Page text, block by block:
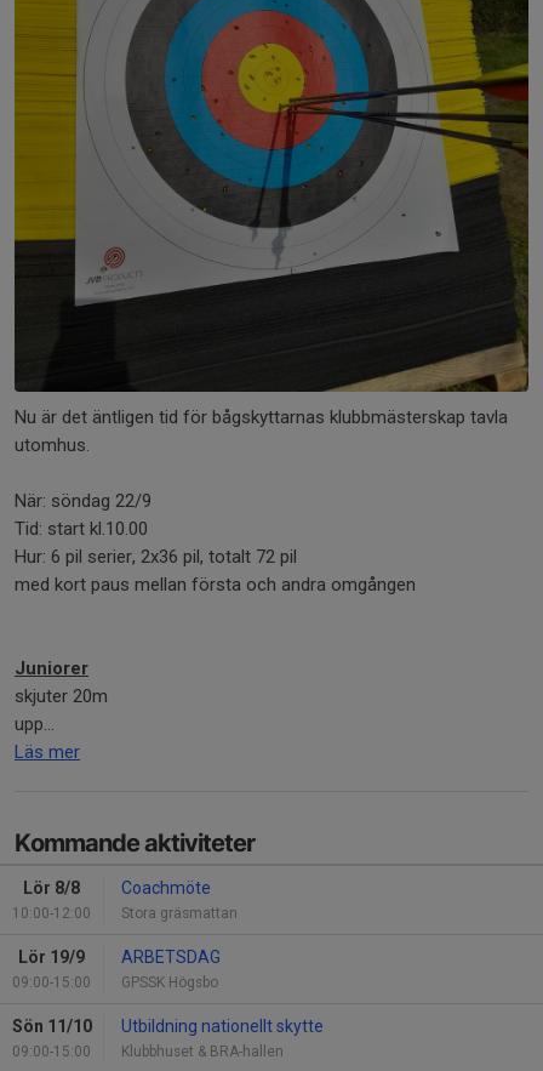
Nu är det äntligen tid för bågskyttarnas klubbmästerskap tavla
utomhus.
När: söndag 22/9
Tid: start kl.10.00
Hur: 6 pil serier, 2x36 pil, totalt 72 pil
med kort paus mellan första och andra omgången
Juniorer
skjuter 20m
upp...
Läs mer
Kommande aktiviteter
Lör 8/8
10:00-12:00
Coachmöte
Stora gräsmattan
Lör 19/9
09:00-15:00
ARBETSDAG
GPSSK Högsbo
Sön 11/10
09:00-15:00
Utbildning nationellt skytte
Klubbhuset & BRA-hallen